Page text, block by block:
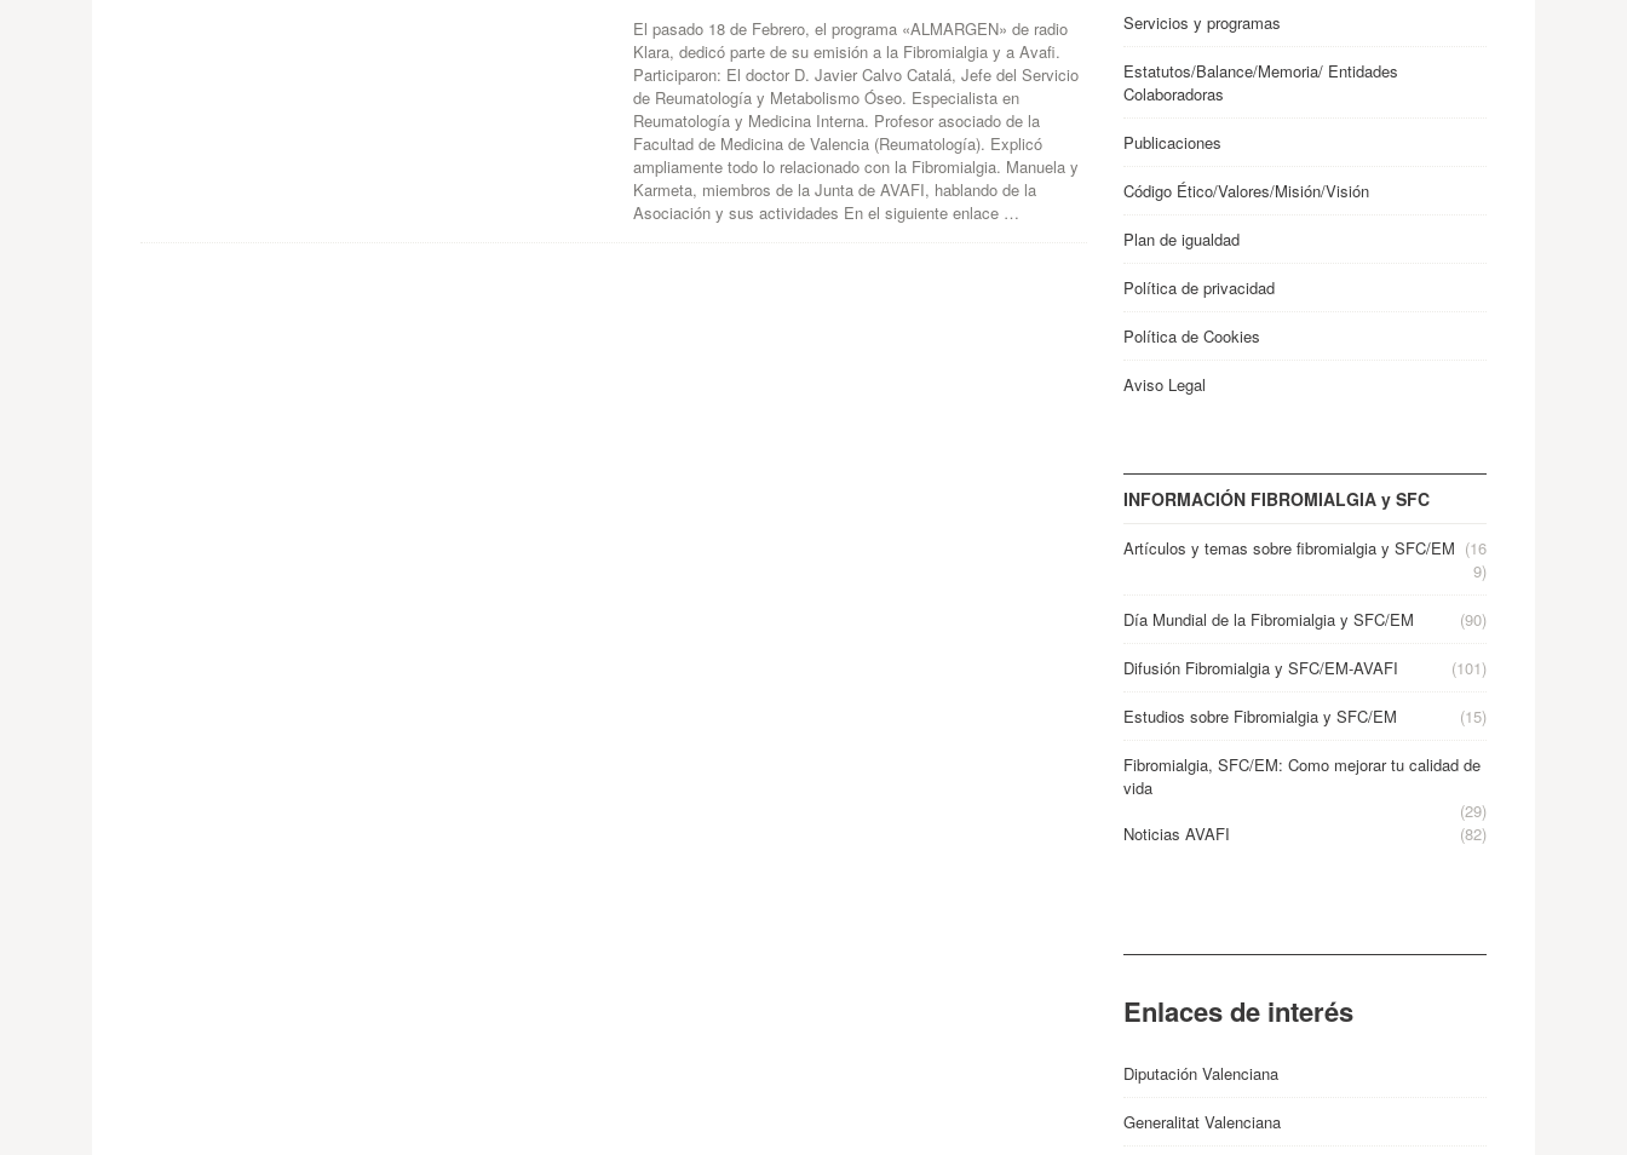
El pasado 18 de Febrero, el programa «ALMARGEN» de radio
Klara, dedicó parte de su emisión a la Fibromialgia y a Avafi.
Participaron: El doctor D. Javier Calvo Catalá, Jefe del Servicio
de Reumatología y Metabolismo Óseo. Especialista en
Reumatología y Medicina Interna. Profesor asociado de la
Facultad de Medicina de Valencia (Reumatología). Explicó
ampliamente todo lo relacionado con la Fibromialgia. Manuela y
Karmeta, miembros de la Junta de AVAFI, hablando de la
Asociación y sus actividades En el siguiente enlace …
Servicios y programas
Estatutos/Balance/Memoria/ Entidades
Colaboradoras
Publicaciones
Código Ético/Valores/Misión/Visión
Plan de igualdad
Política de privacidad
Política de Cookies
Aviso Legal
INFORMACIÓN FIBROMIALGIA y SFC
Artículos y temas sobre fibromialgia y SFC/EM (16
9)
Día Mundial de la Fibromialgia y SFC/EM (90)
Difusión Fibromialgia y SFC/EM-AVAFI (101)
Estudios sobre Fibromialgia y SFC/EM (15)
Fibromialgia, SFC/EM: Como mejorar tu calidad de
vida
(29)
Noticias AVAFI
(82)
Enlaces de interés
Diputación Valenciana
Generalitat Valenciana